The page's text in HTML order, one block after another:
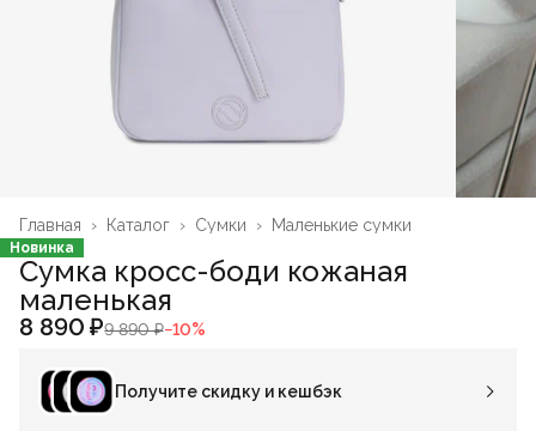
Маленькие сумки
Сумки ›
Каталог ›
Главная ›
Новинка
Сумка кросс-боди кожаная
маленькая
8 890 ₽9 890 ₽−10%
Получите скидку и кешбэк